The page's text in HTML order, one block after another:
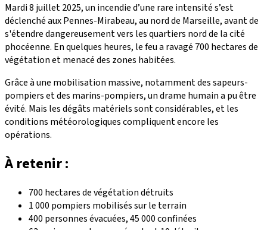
Mardi 8 juillet 2025, un incendie d’une rare intensité s’est
déclenché aux Pennes-Mirabeau, au nord de Marseille, avant de
s'étendre dangereusement vers les quartiers nord de la cité
phocéenne. En quelques heures, le feu a ravagé 700 hectares de
végétation et menacé des zones habitées.
Grâce à une mobilisation massive, notamment des sapeurs-
pompiers et des marins-pompiers, un drame humain a pu être
évité. Mais les dégâts matériels sont considérables, et les
conditions météorologiques compliquent encore les
opérations.
À retenir :
700 hectares de végétation détruits
1 000 pompiers mobilisés sur le terrain
400 personnes évacuées, 45 000 confinées